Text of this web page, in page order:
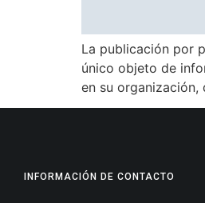
La publicación por
único objeto de
en su
INFORMACIÓN DE CONTACTO